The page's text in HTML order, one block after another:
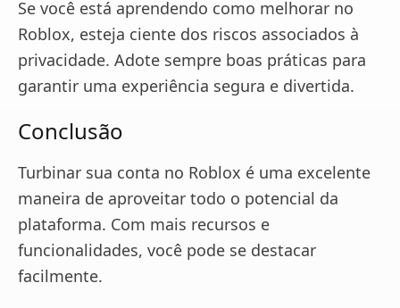
Se você está aprendendo como melhorar no
Roblox, esteja ciente dos riscos associados à
privacidade. Adote sempre boas práticas para
garantir uma experiência segura e divertida.
Conclusão
Turbinar sua conta no Roblox é uma excelente
maneira de aproveitar todo o potencial da
plataforma. Com mais recursos e
funcionalidades, você pode se destacar
facilmente.